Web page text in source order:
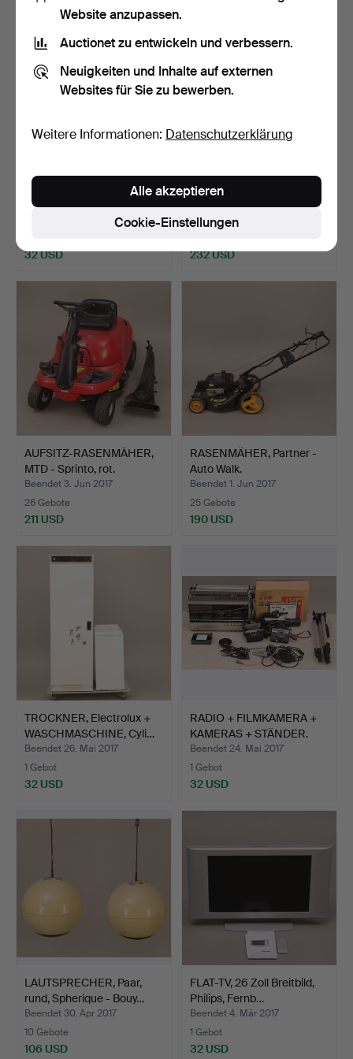
BOOTSMOTOR, Suzuki -
Japan, 19/2000er Jahr…
32 USD
BOOTSMOTOR, Modell
DT20, Suzuki - Japan, w…
Beendet 4. Jun 2017
232 USD
AUFSITZ-RASENMÄHER,
MTD - Sprinto, rot.
Beendet 3. Jun 2017
26 Gebote
211 USD
RASENMÄHER, Partner -
Auto Walk.
Beendet 1. Jun 2017
25 Gebote
190 USD
TROCKNER, Electrolux +
WASCHMASCHINE, Cyli…
Beendet 26. Mai 2017
1 Gebot
32 USD
RADIO + FILMKAMERA +
KAMERAS + STÄNDER.
Beendet 24. Mai 2017
1 Gebot
32 USD
LAUTSPRECHER, Paar,
rund, Spherique - Bouy…
Beendet 30. Apr 2017
10 Gebote
106 USD
FLAT-TV, 26 Zoll Breitbild,
Philips, Fernb…
Beendet 4. Mär 2017
1 Gebot
32 USD
Website anzupassen.
Auctionet zu entwickeln und verbessern.
Neuigkeiten und Inhalte auf externen
Websites für Sie zu bewerben.
Weitere Informationen: Datenschutzerklärung
Cookie-Einstellungen
Alle akzeptieren